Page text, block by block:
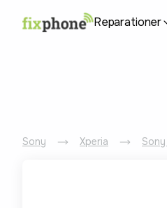
Reparationer
Sony Xperia Sony